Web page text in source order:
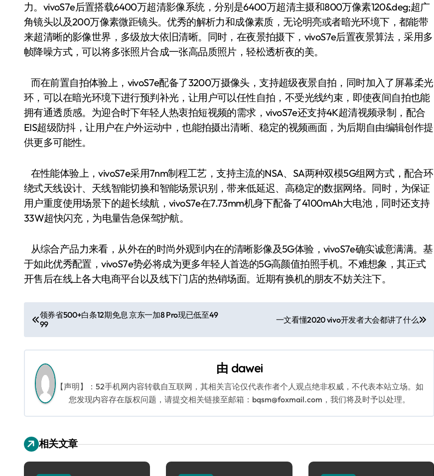
力。vivoS7e后置搭载6400万超清影像系统，分别是6400万超清主摄和800万像素120&deg;超广
角镜头以及200万像素微距镜头。优秀的解析力和成像素质，无论明亮或者暗光环境下，都能带
来超清晰的影像世界，多级放大依旧清晰。同时，在夜景拍摄下，vivoS7e后置夜景算法，采用多
帧降噪方式，可以将多张照片合成一张高品质照片，轻松透析夜的美。
而在前置自拍体验上，vivoS7e配备了3200万摄像头，支持超级夜景自拍，同时加入了屏幕柔光
环，可以在暗光环境下进行预判补光，让用户可以任性自拍，不受光线约束，即使夜间自拍也能
拥有通透质感。为迎合时下年轻人热衷拍短视频的需求，vivoS7e还支持4K超清视频录制，配合
EIS超级防抖，让用户在户外运动中，也能拍摄出清晰、稳定的视频画面，为后期自由编辑创作提
供更多可能性。
在性能体验上，vivoS7e采用7nm制程工艺，支持主流的NSA、SA两种双模5G组网方式，配合环
绕式天线设计、天线智能切换和智能场景识别，带来低延迟、高稳定的数据网络。同时，为保证
用户重度使用场景下的超长续航，vivoS7e在7.73mm机身下配备了4100mAh大电池，同时还支持
33W超快闪充，为电量告急保驾护航。
从综合产品力来看，从外在的时尚外观到内在的清晰影像及5G体验，vivoS7e确实诚意满满。基
于如此优秀配置，vivoS7e势必将成为更多年轻人首选的5G高颜值拍照手机。不难想象，其正式
开售后在线上各大电商平台以及线下门店的热销场面。近期有换机的朋友不妨关注下。
文
章
导
航
领券省500+白条12期免息 京东一加8 Pro现已低至49
99
一文看懂2020 vivo开发者大会都讲了什么
由 dawei
【声明】：52手机网内容转载自互联网，其相关言论仅代表作者个人观点绝非权威，不代表本站立场。如
您发现内容存在版权问题，请提交相关链接至邮箱：bqsm@foxmail.com，我们将及时予以处理。
相关文章